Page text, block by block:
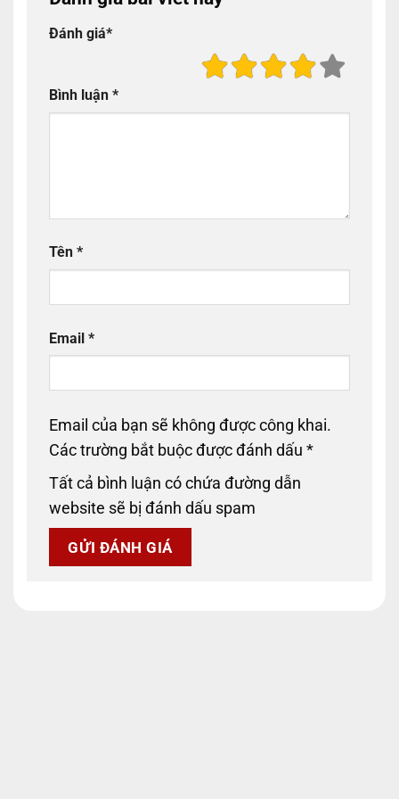
Đánh giá*
Bình luận *
Tên *
Email *
Email của bạn sẽ không được công khai.
Các trường bắt buộc được đánh dấu *
Tất cả bình luận có chứa đường dẫn
website sẽ bị đánh dấu spam